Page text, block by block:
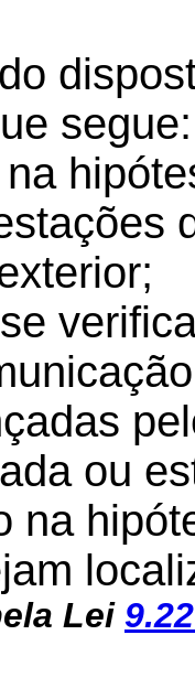
segue:
ou
na
Lei